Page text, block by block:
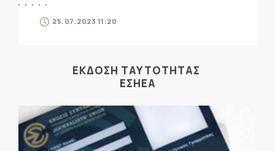
25.07.2023 11:20
ΕΚΔΟΣΗ ΤΑΥΤΟΤΗΤΑΣ
ΕΣΗΕΑ